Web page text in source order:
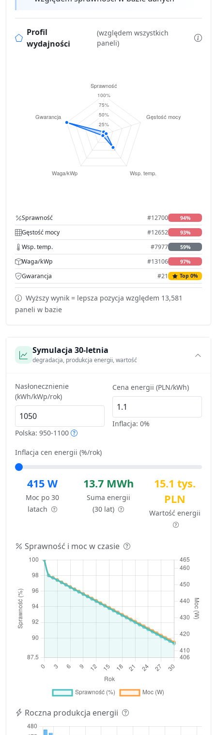
Profil
wydajności
(względem wszystkich
paneli)
Sprawność #12700 94%
Gęstość mocy #12652 93%
Wsp. temp. #7977 59%
Waga/kWp #13106 97%
Gwarancja #21 Top 0%
Wyższy wynik = lepsza pozycja względem 13,581
paneli w bazie
Symulacja 30-letnia
degradacja, produkcja energii, wartość
Nasłonecznienie
(kWh/kWp/rok)
Polska: 950-1100
Cena energii (PLN/kWh)
Inflacja: 0%
Inflacja cen energii (%/rok)
415 W
Moc po 30
latach
13.7 MWh
Suma energii
(30 lat)
15.1 tys.
PLN
Wartość energii
Sprawność i moc w czasie
Roczna produkcja energii